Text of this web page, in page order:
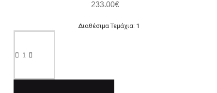
233.00€
Διαθέσιμα Τεμάχια: 1